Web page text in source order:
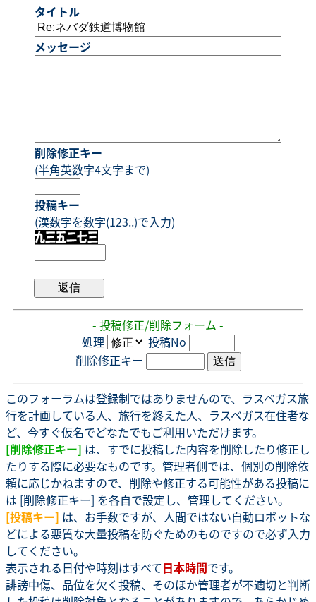
タイトル
メッセージ
削除修正キー
(半角英数字4文字まで)
投稿キー
(漢数字を数字(123..)で入力)
- 投稿修正/削除フォーム -
処理
投稿No
削除修正キー
このフォーラムは登録制ではありませんので、ラスベガス旅
行を計画している人、旅行を終えた人、ラスベガス在住者な
ど、今すぐ仮名でどなたでもご利用いただけます。
[削除修正キー] は、すでに投稿した内容を削除したり修正し
たりする際に必要なものです。管理者側では、個別の削除依
頼に応じかねますので、削除や修正する可能性がある投稿に
は [削除修正キー] を各自で設定し、管理してください。
[投稿キー] は、お手数ですが、人間ではない自動ロボットな
どによる悪質な大量投稿を防ぐためのものですので必ず入力
してください。
表示される日付や時刻はすべて日本時間です。
誹謗中傷、品位を欠く投稿、そのほか管理者が不適切と判断